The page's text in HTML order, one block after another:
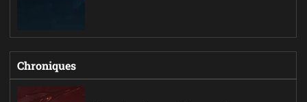
Chroniques